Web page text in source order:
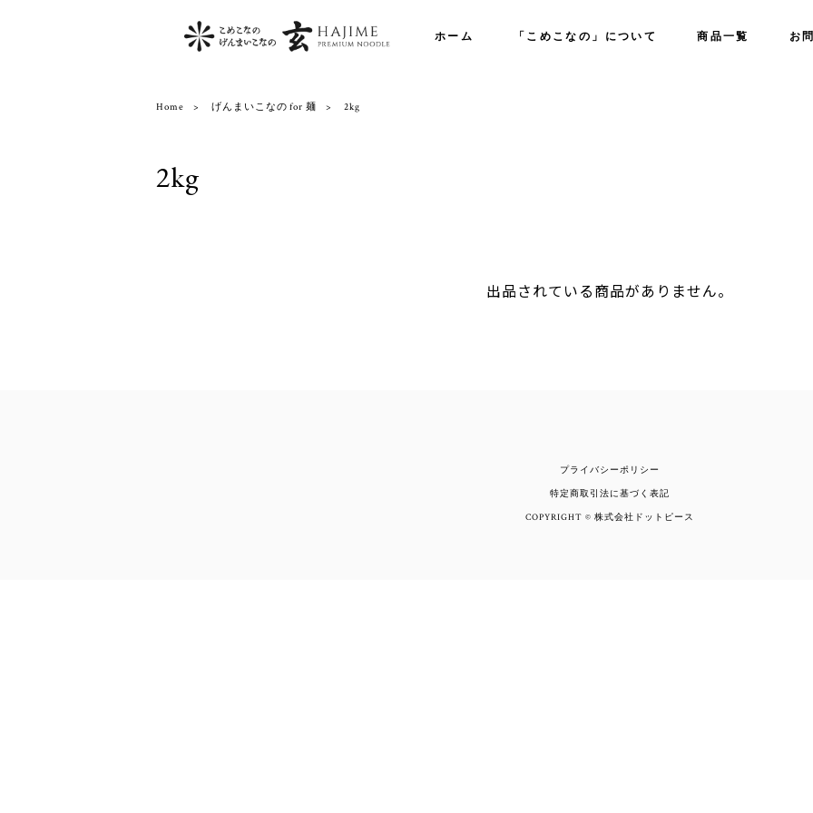
ホーム 「こめこなの」について 商品一覧 お
Home げんまいこなの for 麺 2kg
2kg
出品されている商品がありません。
プライバシーポリシー
特定商取引法に基づく表記
COPYRIGHT © 株式会社ドットピース